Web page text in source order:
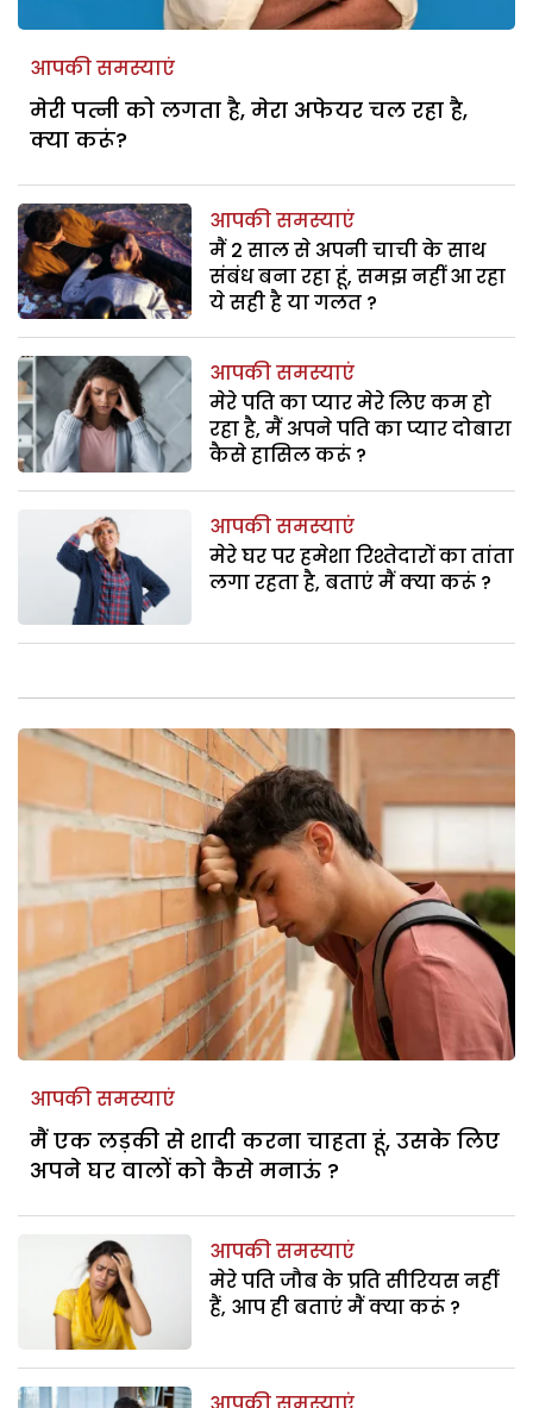
आपकी समस्याएं
मेरी पत्नी को लगता है, मेरा अफेयर चल रहा है,
क्या करूं?
आपकी समस्याएं
मैं 2 साल से अपनी चाची के साथ
संबंध बना रहा हूं, समझ नहीं आ रहा
ये सही है या गलत ?
आपकी समस्याएं
मेरे पति का प्यार मेरे लिए कम हो
रहा है, मैं अपने पति का प्यार दोबारा
कैसे हासिल करूं ?
आपकी समस्याएं
मेरे घर पर हमेशा रिश्तेदारों का तांता
लगा रहता है, बताएं मैं क्या करूं ?
आपकी समस्याएं
मैं एक लड़की से शादी करना चाहता हूं, उसके लिए
अपने घर वालों को कैसे मनाऊं ?
आपकी समस्याएं
मेरे पति जौब के प्रति सीरियस नहीं
हैं, आप ही बताएं मैं क्या करूं ?